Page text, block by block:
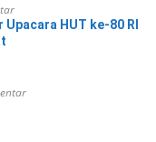
HUT ke-80 RI